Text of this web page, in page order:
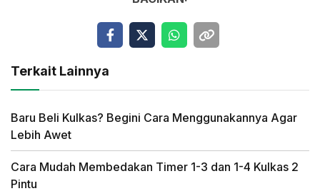
Terkait Lainnya
Baru Beli Kulkas? Begini Cara Menggunakannya Agar
Lebih Awet
Cara Mudah Membedakan Timer 1-3 dan 1-4 Kulkas 2
Pintu